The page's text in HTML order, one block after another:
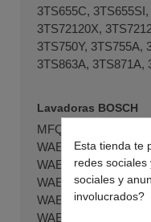
3TS655C,
3TS72120X,
3TS750Y, 3TS755A,
3TS863A, 3TS871A,
Lavadoras BOSCH
MFQ3555, MFQ3555GB, MFQ3560, WAA24171FF, WAA24171GB, WAE20060SA, WAE20060UC, WAE20260IN, WAE20261AU, WAE20262AU, WAE20460CH, WAE20467BY, WAE20480ME, WAE22260AU, WAE22460AU, WAE22461AU, WAE22462AU, WAE22463AU, WAE22464AU, WAE22466AU, WAE24037IT, WAE24060EE, WAE24060FF, WAE24060GB, WAE24060SN, WAE24061EE, WAE24061FF, WAE24061GB, WAE24061SN, WAE24062EE, WAE24062FF, WAE24063GB, WAE24070FF, WAE24071FF, WAE24077FF, WAE24123IT, WAE2412A, WAE24140, WAE24143, WAE24144, WAE24145, WAE24160, WAE24160AR, WAE24160BY, WAE24160DN, WAE24160EE, WAE24160FF, WAE24160FG, WAE24160GR, WAE24160OE, WAE24160PL, WAE24161DN, WAE24161EE, WAE24161FF, WAE24161FG, WAE24161GR, WAE24162FF, WAE24162FG, WAE24162GB, WAE24162SN, WAE24162UK, WAE24163, WAE24163FF, WAE24163FG, WAE24163OE, WAE24163PL, WAE24163SN, WAE24164, WAE24164FF, WAE24164GB, WAE24164OE, WAE24164PL, WAE24164SN, WAE24165FF, WAE24165GB, WAE24165OE, WAE24165PL, WAE24166FF, WAE24166GB, WAE24166PL, WAE24166UK, WAE24167GB, WAE24167UK, WAE2416E, WAE2416SAR, WAE2416SGB, WAE2416SUK, WAE24170EE, WAE24170EX, WAE24170FF, WAE24172FF, WAE24177UK, WAE24180, WAE24190, WAE24190NL, WAE24191, WAE24191NL, WAE24193, WAE24194, WAE24195, WAE24196, WAE241A0NL, WAE241K0NL, WAE241SI, WAE241Y0, WAE24240OE, WAE24240PL, WAE24260EE, WAE24260FF, WAE24260GB, WAE24260II, WAE24260IL, WAE24261FF, WAE24261GB, WAE24261IL, WAE24262FF, WAE24262GB, WAE24263FF, WAE24264FF, WAE242681W, WAE242691W, WAE24269TI, WAE2426XFF, WAE24270AU, WAE24270FF, WAE24271AU, WAE24271FF, WAE24272AU, WAE24272FF, WAE24277EP, WAE24280MY, WAE24320, WAE24320IT, WAE24321, WAE24321IT, WAE24340, WAE24343, WAE24344,
Esta tienda te
redes
sociales y
involucrados?